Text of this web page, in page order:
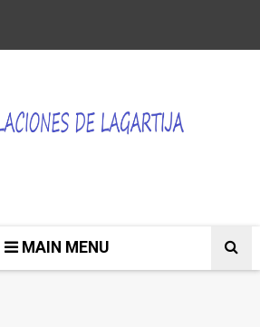
MAIN MENU